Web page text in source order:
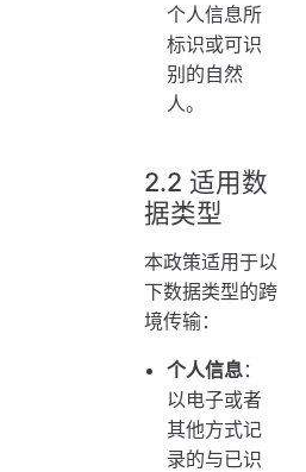
个人信息所
标识或可识
别的自然
人。
2.2 适用数
据类型
本政策适用于以
下数据类型的跨
境传输：
个人信息：
以电子或者
其他方式记
录的与已识